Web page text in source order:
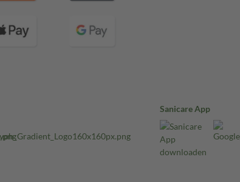
Sanicare App